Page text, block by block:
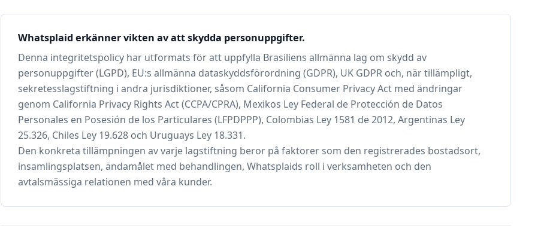
Whatsplaid erkänner vikten av att skydda personuppgifter.
Denna integritetspolicy har utformats för att uppfylla Brasiliens allmänna lag om skydd av
personuppgifter (LGPD), EU:s allmänna dataskyddsförordning (GDPR), UK GDPR och, när tillämpligt,
sekretesslagstiftning i andra jurisdiktioner, såsom California Consumer Privacy Act med ändringar
genom California Privacy Rights Act (CCPA/CPRA), Mexikos Ley Federal de Protección de Datos
Personales en Posesión de los Particulares (LFPDPPP), Colombias Ley 1581 de 2012, Argentinas Ley
25.326, Chiles Ley 19.628 och Uruguays Ley 18.331.
Den konkreta tillämpningen av varje lagstiftning beror på faktorer som den registrerades bostadsort,
insamlingsplatsen, ändamålet med behandlingen, Whatsplaids roll i verksamheten och den
avtalsmässiga relationen med våra kunder.